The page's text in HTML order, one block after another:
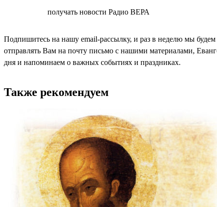
получать новости Радио ВЕРА
Подпишитесь на нашу email-рассылку, и раз в неделю мы будем
отправлять Вам на почту письмо с нашими материалами,
дня и напоминаем о важных событиях и праздниках.
Также рекомендуем